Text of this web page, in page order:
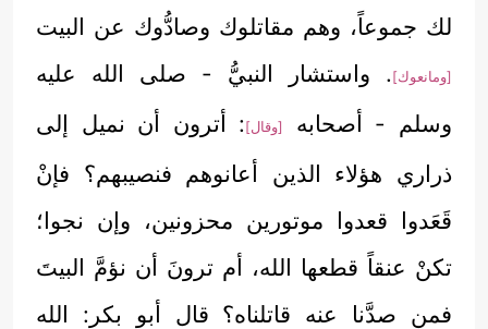
لك جموعاً، وهم مقاتلوك وصادُّوك عن البيت
[ومانعوك] . واستشار النبيُّ - صلى الله عليه
وسلم - أصحابه
[وقال] : أترون أن نميل إلى
ذراري هؤلاء الذين أعانوهم فنصيبهم؟ فإنْ
قَعَدوا قعدوا موتورين محزونين، وإن نجوا؛
تكنْ عنقاً قطعها الله، أم ترونَ أن نؤمَّ البيتَ
فمن صدَّنا عنه قاتلناه؟ قال أبو بكر: الله